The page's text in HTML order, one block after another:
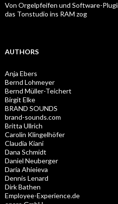
Von Orgelpfeifen und Software-
das Tonstudio ins RAM zog
AUTHORS
Anja Ebers
Bernd Lohmeyer
Bernd Müller-Teichert
Birgit Elke
BRAND SOUNDS
brand-sounds.com
Britta Ullrich
Carolin Klingelhöfer
Claudia Kiani
Dana Schmidt
Daniel Neuberger
Daria Ahieieva
Dennis Lenard
Dirk Bathen
Employee-Experience.de